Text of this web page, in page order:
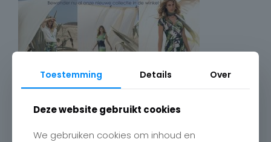
Toestemming Details Over
Deze website gebruikt cookies
We gebruiken cookies om inhoud en